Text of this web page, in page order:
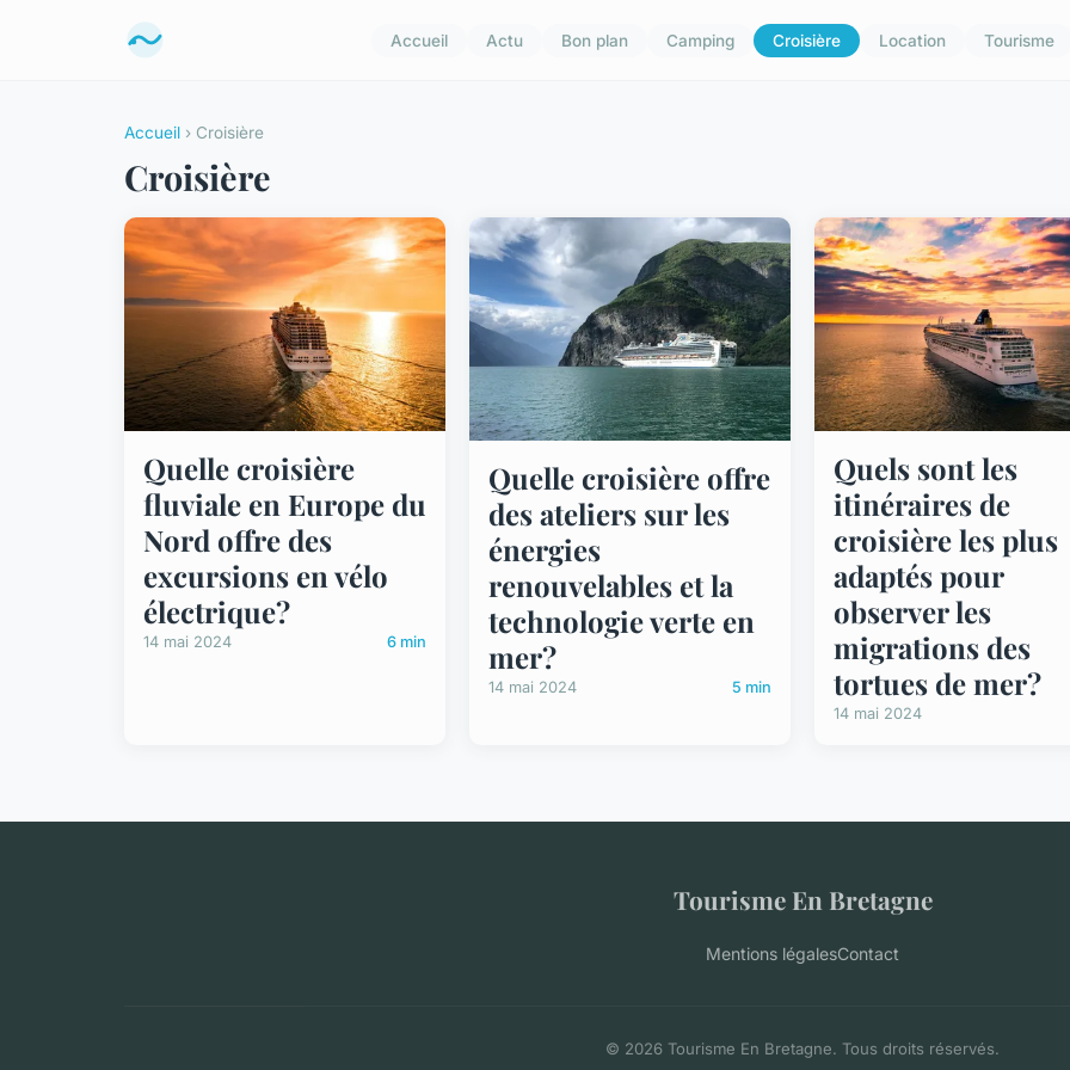
Accueil Actu Bon plan Camping Croisière Location Tourisme
Accueil › Croisière
Croisière
Quelle croisière
fluviale en Europe du
Nord offre des
excursions en vélo
électrique?
14 mai 2024 6 min
Quelle croisière offre
des ateliers sur les
énergies
renouvelables et la
technologie verte en
mer?
14 mai 2024 5 min
Quels sont les
itinéraires de
croisière les plus
adaptés pour
observer les
migrations des
tortues de mer?
14 mai 2024
Tourisme En Bretagne
Mentions légalesContact
© 2026 Tourisme En Bretagne. Tous droits réservés.